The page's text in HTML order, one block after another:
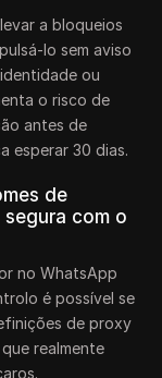
a bloqueios
lo sem aviso
ou
o risco de
antes de
esperar 30 dias.
de
com o
no WhatsApp
é possível se
de proxy
realmente